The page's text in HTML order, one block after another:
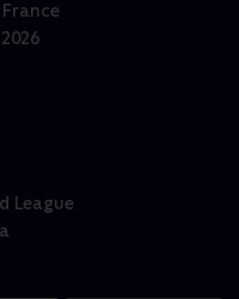
2026
League